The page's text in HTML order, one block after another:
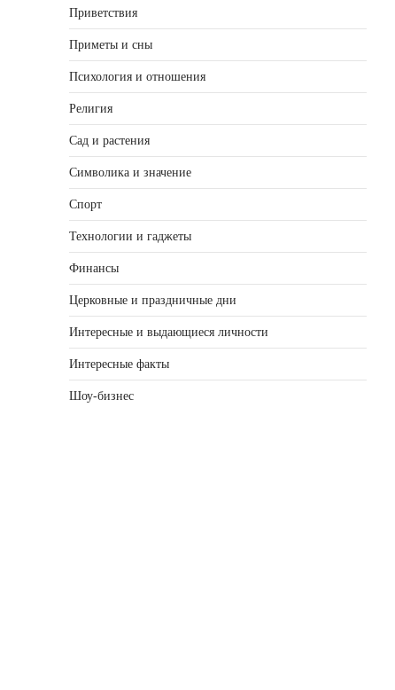
Приветствия
Приметы и сны
Психология и отношения
Религия
Сад и растения
Символика и значение
Спорт
Технологии и гаджеты
Финансы
Церковные и праздничные дни
Интересные и выдающиеся личности
Интересные факты
Шоу-бизнес